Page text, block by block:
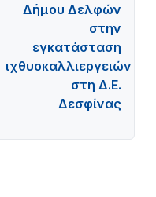
Δήμου Δελφών
στην
εγκατάσταση
ιχθυοκαλλιεργειών
στη Δ.Ε.
Δεσφίνας